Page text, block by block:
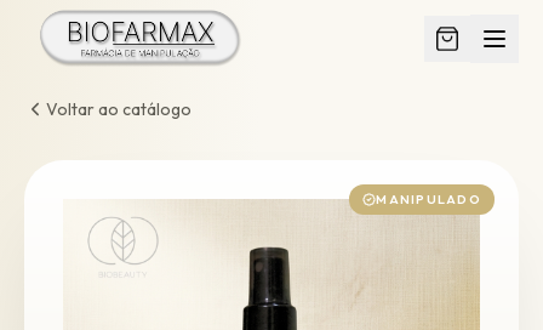
Voltar ao catálogo
MANIPULADO